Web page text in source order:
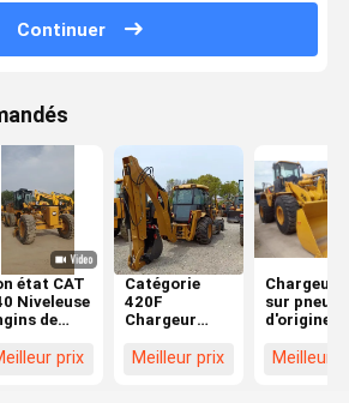
Continuer
état CAT
Niveleuse
de
Niveleuse
prix
Catégorie
420F
Chargeur
Système
Meilleur prix
Chargeuse
sur pneus
d'origine
Meilleur